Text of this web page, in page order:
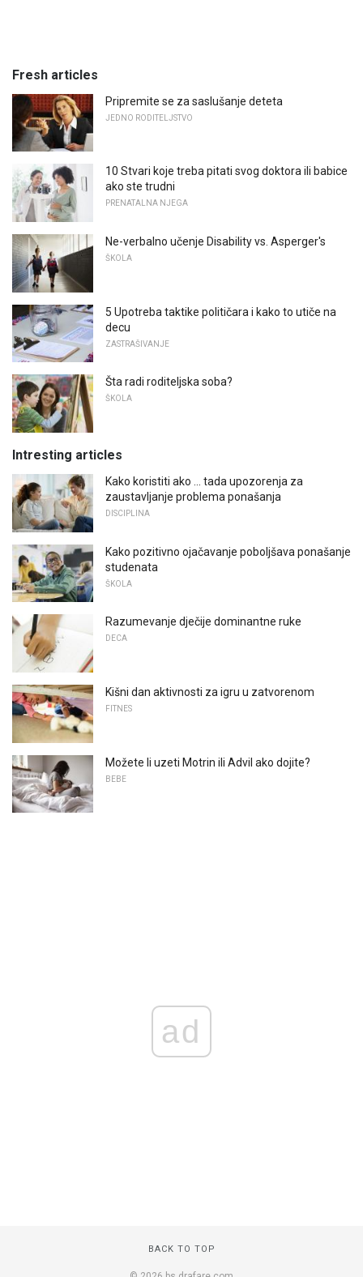
Fresh articles
Pripremite se za saslušanje deteta
JEDNO RODITELJSTVO
10 Stvari koje treba pitati svog doktora ili babice
ako ste trudni
PRENATALNA NJEGA
Ne-verbalno učenje Disability vs. Asperger's
ŠKOLA
5 Upotreba taktike političara i kako to utiče na
decu
ZASTRAŠIVANJE
Šta radi roditeljska soba?
ŠKOLA
Intresting articles
Kako koristiti ako ... tada upozorenja za
zaustavljanje problema ponašanja
DISCIPLINA
Kako pozitivno ojačavanje poboljšava ponašanje
studenata
ŠKOLA
Razumevanje dječije dominantne ruke
DECA
Kišni dan aktivnosti za igru ​​u zatvorenom
FITNES
Možete li uzeti Motrin ili Advil ako dojite?
BEBE
ad
BACK TO TOP